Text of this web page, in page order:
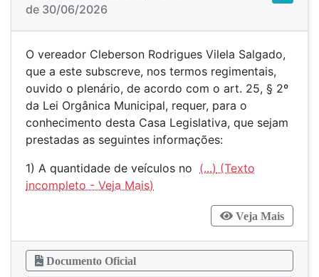
de 30/06/2026
O vereador Cleberson Rodrigues Vilela Salgado,
que a este subscreve, nos termos regimentais,
ouvido o plenário, de acordo com o art. 25, § 2º
da Lei Orgânica Municipal, requer, para o
conhecimento desta Casa Legislativa, que sejam
prestadas as seguintes informações:
1) A quantidade de veículos no (...)
Veja Mais
Documento Oficial